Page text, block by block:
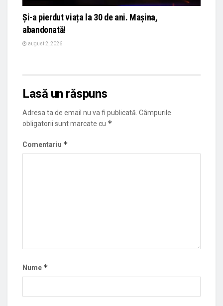
Și-a pierdut viața la 30 de ani. Mașina,
abandonată!
august 2, 2026
Lasă un răspuns
Adresa ta de email nu va fi publicată. Câmpurile
obligatorii sunt marcate cu *
Comentariu *
Nume *